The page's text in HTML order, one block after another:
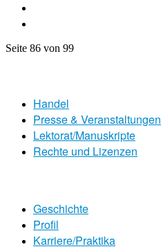
Seite 86 von 99
Handel
Presse & Veranstaltungen
Lektorat/Manuskripte
Rechte und Lizenzen
Geschichte
Profil
Karriere/Praktika